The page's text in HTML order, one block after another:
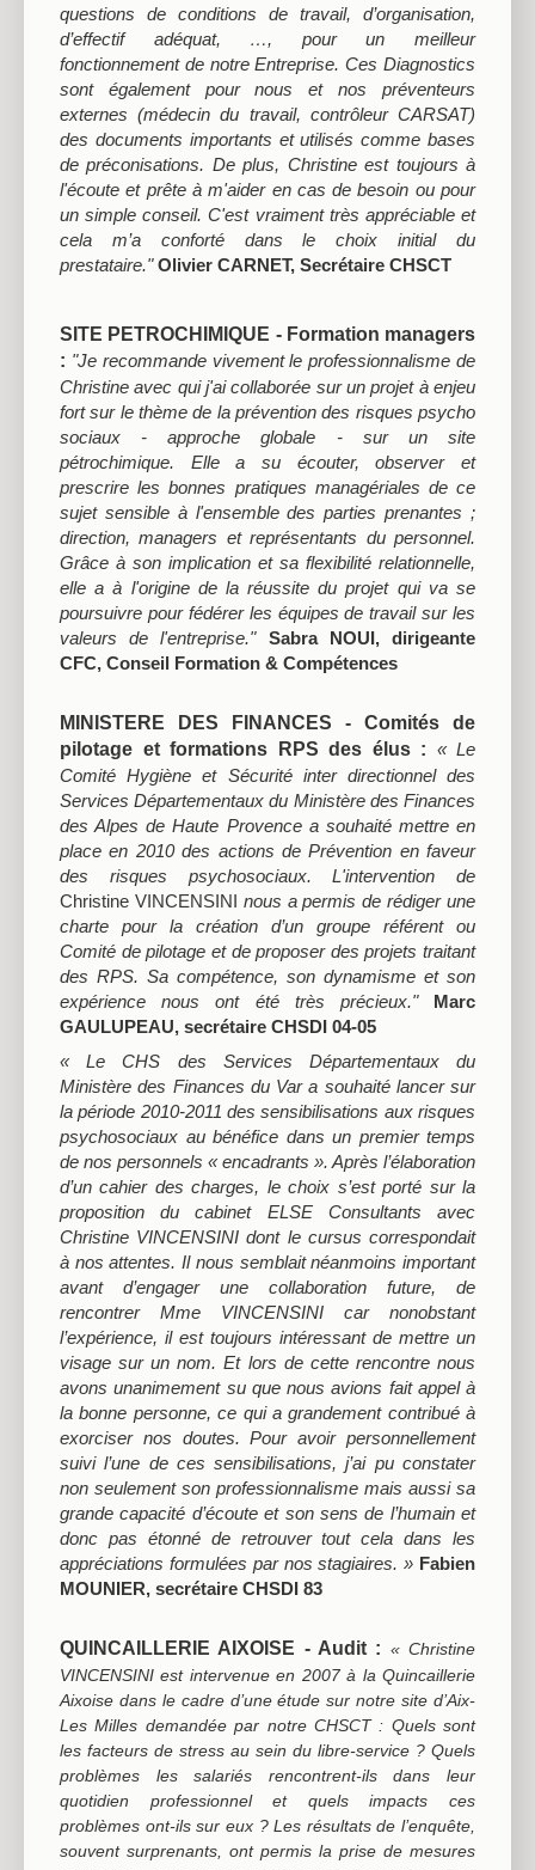
questions de conditions de travail, d’organisation,
d’effectif adéquat, …, pour un meilleur
fonctionnement de notre Entreprise. Ces Diagnostics
sont également pour nous et nos préventeurs
externes (médecin du travail, contrôleur CARSAT)
des documents importants et utilisés comme bases
de préconisations. De plus, Christine est toujours à
l'écoute et prête à m'aider en cas de besoin ou pour
un simple conseil. C'est vraiment très appréciable et
cela m’a conforté dans le choix initial du
prestataire." Olivier CARNET, Secrétaire CHSCT
SITE PETROCHIMIQUE - Formation managers
: "Je recommande vivement le professionnalisme de
Christine avec qui j'ai collaborée sur un projet à enjeu
fort sur le thème de la prévention des risques psycho
sociaux - approche globale - sur un site
pétrochimique. Elle a su écouter, observer et
prescrire les bonnes pratiques managériales de ce
sujet sensible à l'ensemble des parties prenantes ;
direction, managers et représentants du personnel.
Grâce à son implication et sa flexibilité relationnelle,
elle a à l'origine de la réussite du projet qui va se
poursuivre pour fédérer les équipes de travail sur les
valeurs de l'entreprise."
Sabra NOUI, dirigeante
CFC, Conseil Formation & Compétences
MINISTERE DES FINANCES - Comités de
pilotage et formations RPS des élus : « Le
Comité Hygiène et Sécurité inter directionnel des
Services Départementaux du Ministère des Finances
des Alpes de Haute Provence a souhaité mettre en
place en 2010 des actions de Prévention en faveur
des risques psychosociaux. L'intervention de
Christine VINCENSINI nous a permis de rédiger une
charte pour la création d’un groupe référent ou
Comité de pilotage et de proposer des projets traitant
des RPS. Sa compétence, son dynamisme et son
expérience nous ont été très précieux."
Marc
GAULUPEAU, secrétaire CHSDI 04-05
« Le CHS des Services Départementaux du
Ministère des Finances du Var a souhaité lancer sur
la période 2010-2011 des sensibilisations aux risques
psychosociaux au bénéfice dans un premier temps
de nos personnels « encadrants ». Après l’élaboration
d’un cahier des charges, le choix s’est porté sur la
proposition du cabinet ELSE Consultants avec
Christine VINCENSINI dont le cursus correspondait
à nos attentes. Il nous semblait néanmoins important
avant d’engager une collaboration future, de
rencontrer Mme VINCENSINI car nonobstant
l’expérience, il est toujours intéressant de mettre un
visage sur un nom. Et lors de cette rencontre nous
avons unanimement su que nous avions fait appel à
la bonne personne, ce qui a grandement contribué à
exorciser nos doutes. Pour avoir personnellement
suivi l’une de ces sensibilisations, j’ai pu constater
non seulement son professionnalisme mais aussi sa
grande capacité d’écoute et son sens de l’humain et
donc pas étonné de retrouver tout cela dans les
appréciations formulées par nos stagiaires. » Fabien
MOUNIER, secrétaire CHSDI 83
QUINCAILLERIE AIXOISE - Audit : «Christine
VINCENSINI est intervenue en 2007 à la Quincaillerie
Aixoise dans le cadre d’une étude sur notre site d’Aix-
Les Milles demandée par notre CHSCT : Quels sont
les facteurs de stress au sein du libre-service ? Quels
problèmes les salariés rencontrent-ils dans leur
quotidien professionnel et quels impacts ces
problèmes ont-ils sur eux ?Les résultats de l’enquête,
souvent surprenants, ont permis la prise de mesures